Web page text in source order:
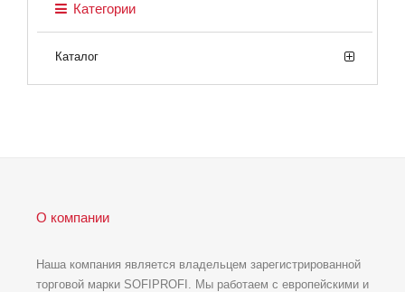
Категории
Каталог
О компании
Наша компания является владельцем зарегистрированной
торговой марки SOFIPROFI. Мы работаем с европейскими и